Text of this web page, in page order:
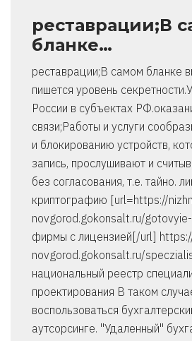
реставрации;В
бланке…
реставрации;В самом бланке
пишется уровень
России в субъектах
связи;Работы и услуги
и блокированию устройств,
запись, прослушивают и
без согласования, т.е. тайно.
криптографию [url=https://
novgorod.gokonsalt.ru/
фирмы с лицензией[/url]
novgorod.gokonsalt.ru/
национальный реестр
проектирования В таком
воспользоваться
аутсорсинге. "Удаленный"